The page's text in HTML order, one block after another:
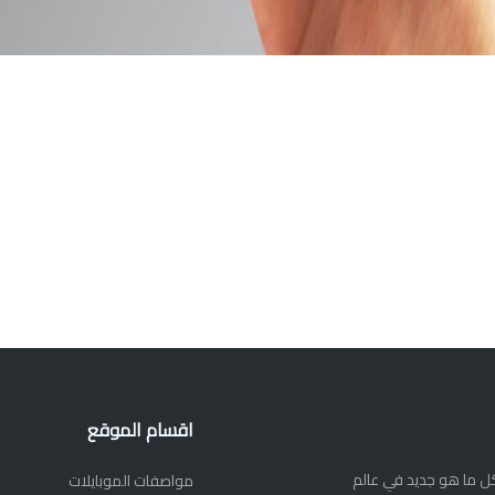
اقسام الموقع
مواصفات الموبايلات
كل ما هو جديد في عالم